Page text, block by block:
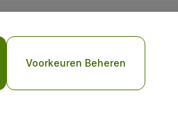
Voorkeuren Beheren